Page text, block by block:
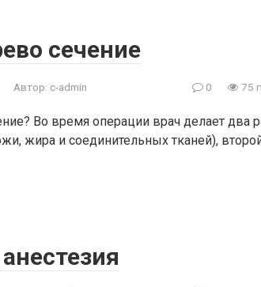
сечение
Автор: c-admin 0 75
Во время операции врач делает два
жира и соединительных тканей),